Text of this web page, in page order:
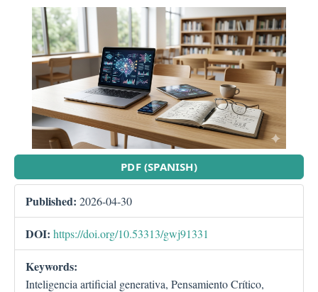
PDF (SPANISH)
Published: 2026-04-30
DOI: https://doi.org/10.53313/gwj91331
Keywords:
Inteligencia artificial generativa, Pensamiento Crítico,